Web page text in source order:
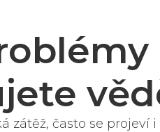
zátěž, často se projeví